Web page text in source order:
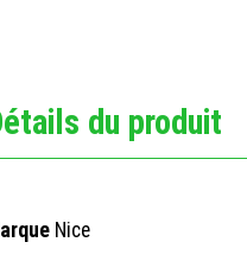
du produit
Nice